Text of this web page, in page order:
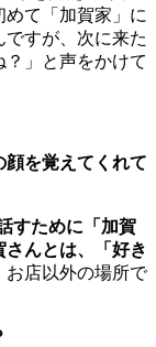
て「加賀家」に
すが、次に来た
」と声をかけて
顔を覚えてくれて
すために「加賀
んとは、「好き
お店以外の場所で